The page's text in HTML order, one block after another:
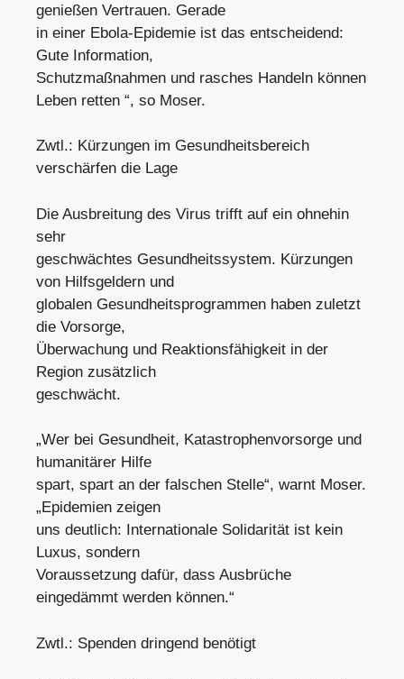
genießen Vertrauen. Gerade
in einer Ebola-Epidemie ist das entscheidend:
Gute Information,
Schutzmaßnahmen und rasches Handeln können
Leben retten “, so Moser.
Zwtl.: Kürzungen im Gesundheitsbereich
verschärfen die Lage
Die Ausbreitung des Virus trifft auf ein ohnehin
sehr
geschwächtes Gesundheitssystem. Kürzungen
von Hilfsgeldern und
globalen Gesundheitsprogrammen haben zuletzt
die Vorsorge,
Überwachung und Reaktionsfähigkeit in der
Region zusätzlich
geschwächt.
„Wer bei Gesundheit, Katastrophenvorsorge und
humanitärer Hilfe
spart, spart an der falschen Stelle“, warnt Moser.
„Epidemien zeigen
uns deutlich: Internationale Solidarität ist kein
Luxus, sondern
Voraussetzung dafür, dass Ausbrüche
eingedämmt werden können.“
Zwtl.: Spenden dringend benötigt